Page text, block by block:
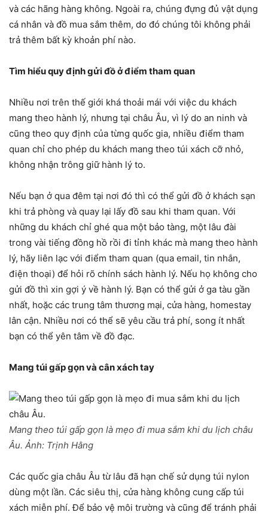
và các hãng hàng không. Ngoài ra, chúng đựng đủ vật dụng
cá nhân và đồ mua sắm thêm, do đó chúng tôi không phải
trả thêm bất kỳ khoản phí nào.
Tìm hiểu quy định gửi đồ ở điểm tham quan
Nhiều nơi trên thế giới khá thoải mái với việc du khách
mang theo hành lý, nhưng tại châu Âu, vì lý do an ninh và
cũng theo quy định của từng quốc gia, nhiều điểm tham
quan chỉ cho phép du khách mang theo túi xách cỡ nhỏ,
không nhận trông giữ hành lý to.
Nếu bạn ở qua đêm tại nơi đó thì có thể gửi đồ ở khách sạn
khi trả phòng và quay lại lấy đồ sau khi tham quan. Với
những du khách chỉ ghé qua một bảo tàng, một lâu đài
trong vài tiếng đồng hồ rồi đi tỉnh khác mà mang theo hành
lý, hãy liên lạc với điểm tham quan (qua email, tin nhắn,
điện thoại) để hỏi rõ chính sách hành lý. Nếu họ không cho
gửi đồ thì xin gợi ý về hành lý. Bạn có thể gửi ở ga tàu gần
nhất, hoặc các trung tâm thương mại, cửa hàng, homestay
lân cận. Nhiều nơi có thể sẽ yêu cầu trả phí, song ít nhất
bạn có thể yên tâm về đồ đạc.
Mang túi gấp gọn và cân xách tay
Mang theo túi gấp gọn là mẹo đi mua sắm khi du lịch châu
Âu. Ảnh: Trịnh Hằng
Các quốc gia châu Âu từ lâu đã hạn chế sử dụng túi nylon
dùng một lần. Các siêu thị, cửa hàng không cung cấp túi
xách miễn phí. Để bảo vệ môi trường và cũng để tránh phải